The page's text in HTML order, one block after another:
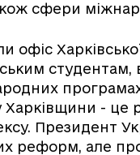
сфери
офіс
Харківщини -
Президент
реформ, але